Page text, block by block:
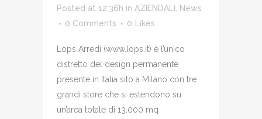
Posted at 12:36h in AZIENDALI
News
0 Comments
0 Likes
Lops Arredi (www.lops.it) è l’unico
distretto del design permanente
presente in Italia sito a Milano con tre
grandi store che si estendono su
un’area totale di 13.000 mq